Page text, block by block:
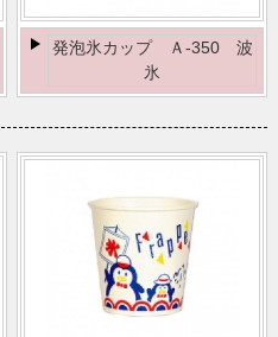
発泡氷カップ Ａ-350 波
氷